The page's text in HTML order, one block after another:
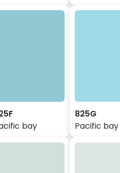
bay
825G
Pacific bay